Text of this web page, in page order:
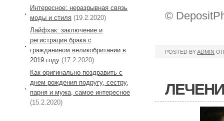
©
POSTED BYADMIN
Интересное: неразрывная связь
моды и стиля (19.2.2020)
Лайфхак: заключение и
регистрация брака с
гражданином великобритании в
2019 году (17.2.2020)
Как оригинально поздравить с
днем рождения подругу, сестру,
парня и мужа, самое интересное
(15.2.2020)